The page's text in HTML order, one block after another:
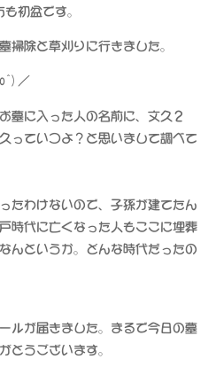
初盆です。
掃除と草刈りに行きました。
／
墓に入った人の名前に、文久２
っていつよ？と思いまして調べて
たわけないので、子孫が建てたん
時代に亡くなった人もここに埋葬
んというか。どんな時代だったの
ルが届きました。まるで今日の墓
とうございます。